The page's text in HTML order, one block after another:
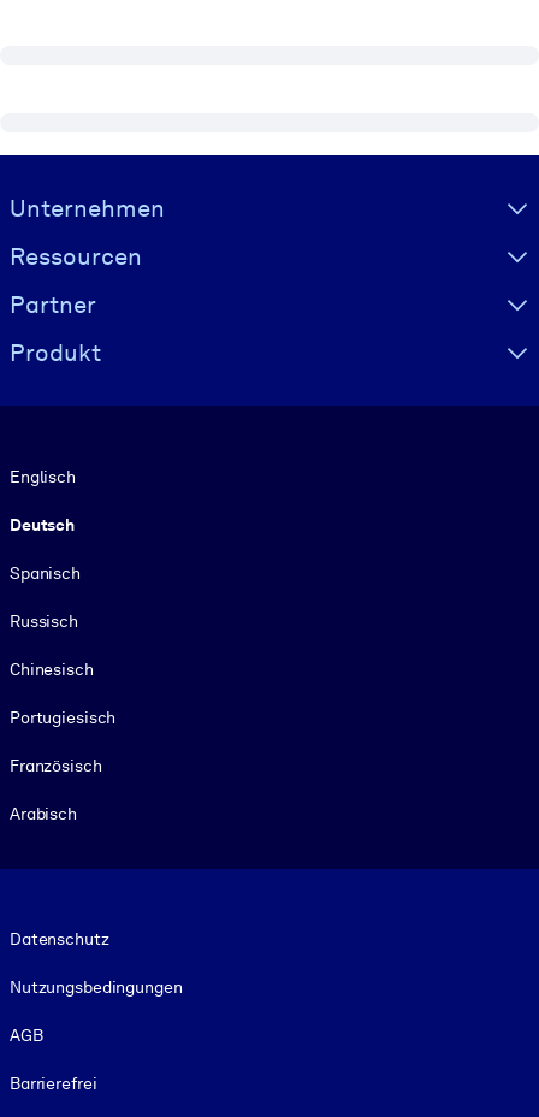
Visually hidden Text
Unternehmen
Ressourcen
Partner
Produkt
Englisch
Deutsch
Spanisch
Russisch
Chinesisch
Portugiesisch
Französisch
Arabisch
Datenschutz
Nutzungsbedingungen
AGB
Barrierefrei